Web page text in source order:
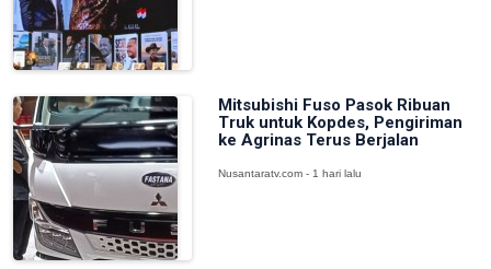
Mitsubishi Fuso Pasok Ribuan
Truk untuk Kopdes, Pengiriman
ke Agrinas Terus Berjalan
Nusantaratv.com - 1 hari lalu